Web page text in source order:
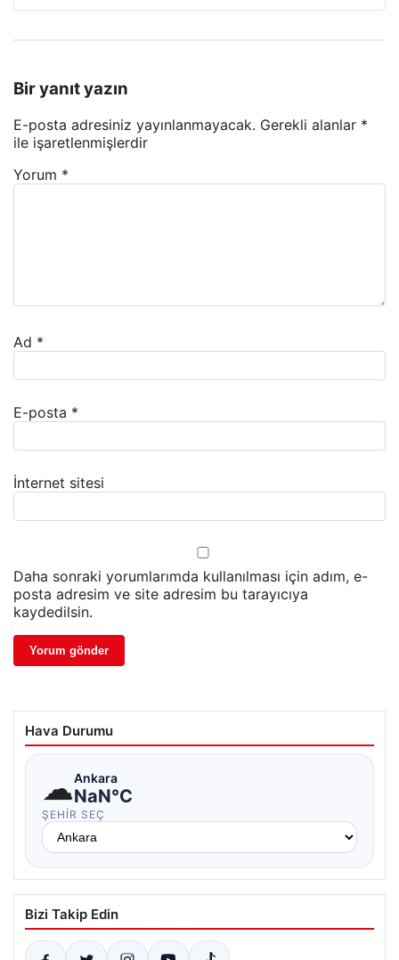
Bir yanıt yazın
E-posta adresiniz yayınlanmayacak. Gerekli alanlar *
ile işaretlenmişlerdir
Yorum *
Ad *
E-posta *
İnternet sitesi
Daha sonraki yorumlarımda kullanılması için adım, e-
posta adresim ve site adresim bu tarayıcıya
kaydedilsin.
Hava Durumu
☁Ankara
NaN°C
ŞEHIR SEÇ
Bizi Takip Edin